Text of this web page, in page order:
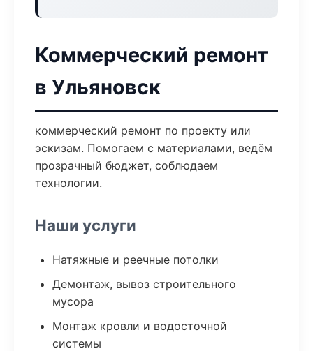
Коммерческий ремонт
в Ульяновск
коммерческий ремонт по проекту или
эскизам. Помогаем с материалами, ведём
прозрачный бюджет, соблюдаем
технологии.
Наши услуги
Натяжные и реечные потолки
Демонтаж, вывоз строительного
мусора
Монтаж кровли и водосточной
системы